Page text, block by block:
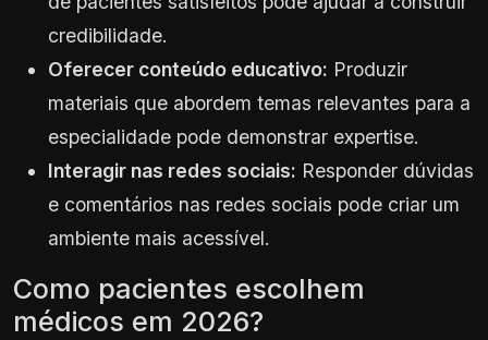
credibilidade.
Oferecer conteúdo educativo: Produzir
materiais que abordem temas relevantes para a
especialidade pode demonstrar expertise.
Interagir nas redes sociais: Responder dúvidas
e comentários nas redes sociais pode criar um
ambiente mais acessível.
Como pacientes escolhem
médicos em 2026?